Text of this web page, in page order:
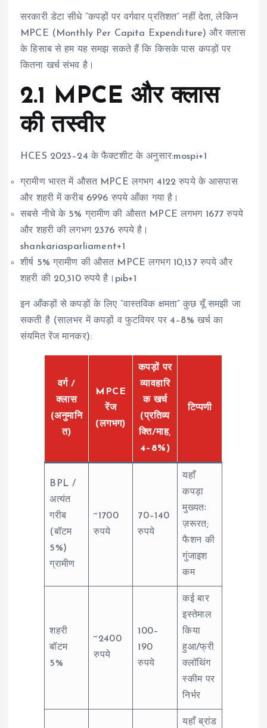
सरकारी डेटा सीधे “कपड़ों पर वर्गवार प्रतिशत” नहीं देता, लेकिन
MPCE (Monthly Per Capita Expenditure) और क्लास
के हिसाब से हम यह समझ सकते हैं कि किसके पास कपड़ों पर
कितना खर्च संभव है।
2.1 MPCE और क्लास
की तस्वीर
HCES 2023–24 के फैक्टशीट के अनुसार:mospi+1
ग्रामीण भारत में औसत MPCE लगभग 4122 रुपये के आसपास
और शहरी में करीब 6996 रुपये आँका गया है।
सबसे नीचे के 5% ग्रामीण की औसत MPCE लगभग 1677 रुपये
और शहरी की लगभग 2376 रुपये है।
shankariasparliament+1
शीर्ष 5% ग्रामीण की औसत MPCE लगभग 10,137 रुपये और
शहरी की 20,310 रुपये है।pib+1
इन आँकड़ों से कपड़ों के लिए “वास्तविक क्षमता” कुछ यूँ समझी जा
सकती है (सालभर में कपड़ों व फुटवियर पर 4–8% खर्च का
संयमित रेंज मानकर):
वर्ग /
क्लास
(अनुमानि
त)
MPCE
रेंज
(लगभग)
कपड़ों पर
व्यावहारि
क खर्च
(प्रतिव्य
क्ति/माह,
4–8%)
टिप्पणी
BPL /
अत्यंत
गरीब
(बॉटम
5%)
ग्रामीण
~1700
रुपये
70–140
रुपये
यहाँ
कपड़ा
मुख्यतः
ज़रूरत;
फैशन की
गुंजाइश
कम
शहरी
बॉटम
5%
~2400
रुपये
100–
190
रुपये
कई बार
इस्तेमाल
किया
हुआ/फ्री
क्लॉथिंग
स्कीम पर
निर्भर​
यहाँ ब्रांड